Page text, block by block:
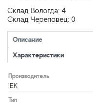
Склад Вологда: 4
Склад Череповец: 0
Описание
Характеристики
Производитель
IEK
Тип